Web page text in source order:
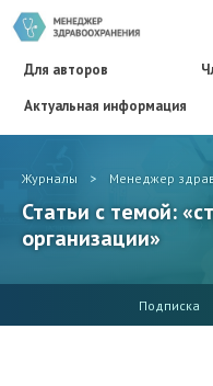
Для авторов
Актуальная информация
Журналы > Менеджер
Статьи с темой:
организации»
Подписка